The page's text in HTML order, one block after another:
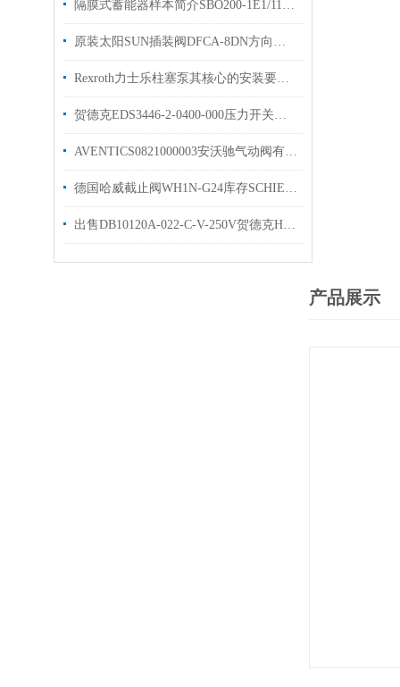
隔膜式蓄能器样本简介SBO200-1E1/112A9-200AK贺德克
原装太阳SUN插装阀DFCA-8DN方向阀库存欢迎换购
Rexroth力士乐柱塞泵其核心的安装要点如下
贺德克EDS3446-2-0400-000压力开关技术参数
AVENTICS0821000003安沃驰气动阀有库存选购指南
德国哈威截止阀WH1N-G24库存SCHIENLE电磁阀WH1R-X24
出售DB10120A-022-C-V-250V贺德克HYDAC溢流阀
产品展示